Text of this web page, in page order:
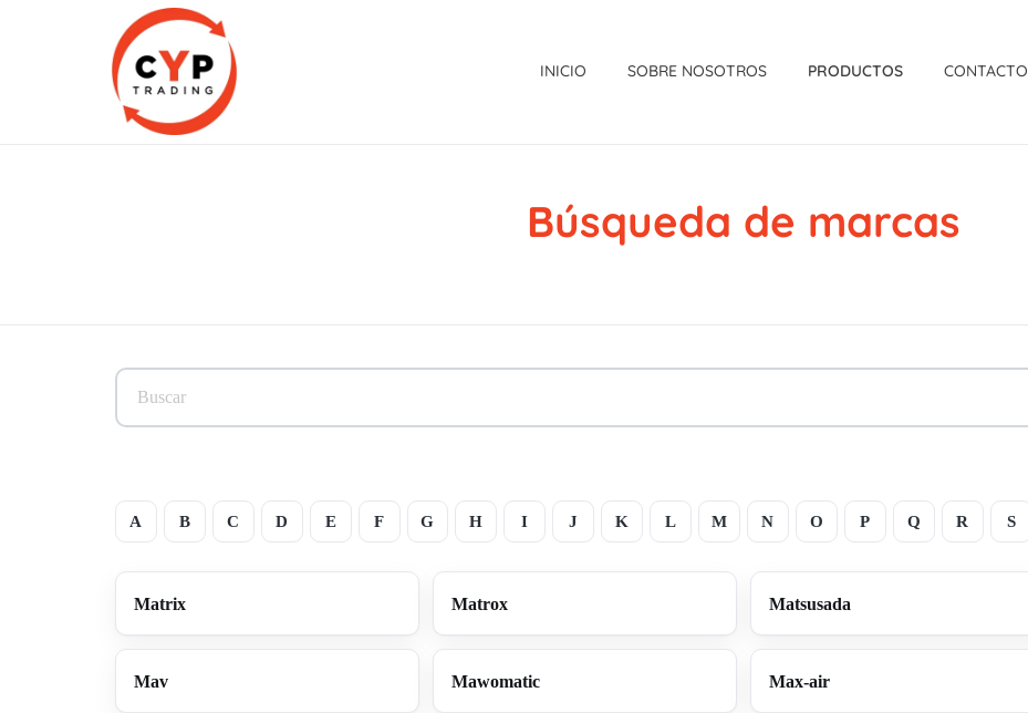
INICIO SOBRE NOSOTROS PRODUCTOS CONTACTO
Búsqueda de marcas
A B C D E F G H I J K L M N O P Q R S
Matrix Matrox Matsusada
Mav Mawomatic Max-air